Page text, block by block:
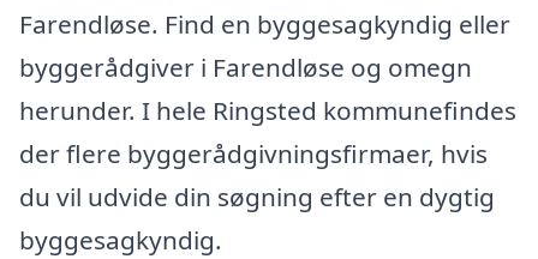
Farendløse. Find en byggesagkyndig eller
byggerådgiver i Farendløse og omegn
herunder. I hele Ringsted kommunefindes
der flere byggerådgivningsfirmaer, hvis
du vil udvide din søgning efter en dygtig
byggesagkyndig.